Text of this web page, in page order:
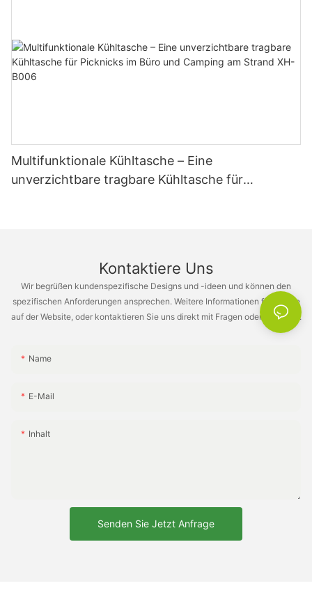
Multifunktionale Kühltasche – Eine
unverzichtbare tragbare Kühltasche für
Kontaktiere Uns
Wir begrüßen kundenspezifische Designs und -ideen und können den
spezifischen Anforderungen ansprechen. Weitere Informationen finden Sie
auf der Website, oder kontaktieren Sie uns direkt mit Fragen oder Anfragen.
Name
E-Mail
Inhalt
Senden Sie Jetzt Anfrage